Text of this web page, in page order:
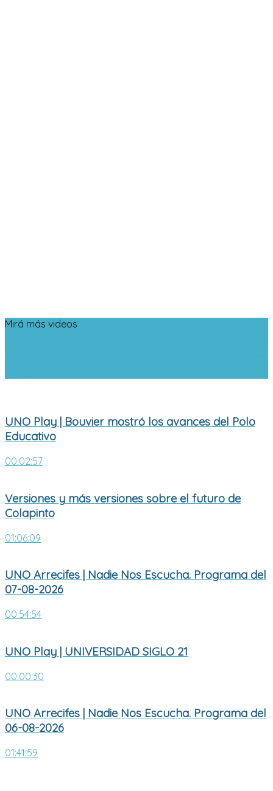
Mirá más videos
UNO Play | Bouvier mostró los avances del Polo
Educativo
00:02:57
Versiones y más versiones sobre el futuro de
Colapinto
01:06:09
UNO Arrecifes | Nadie Nos Escucha. Programa del
07-08-2026
00:54:54
UNO Play | UNIVERSIDAD SIGLO 21
00:00:30
UNO Arrecifes | Nadie Nos Escucha. Programa del
06-08-2026
01:41:59